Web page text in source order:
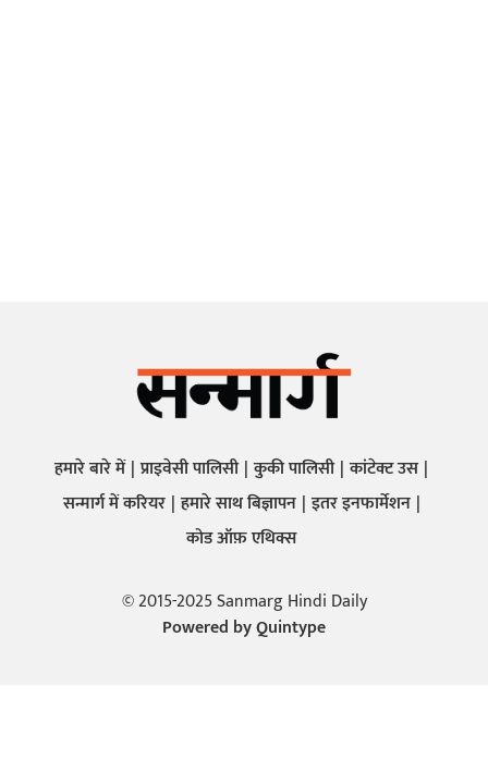
हमारे बारे में प्राइवेसी पालिसी कुकी पालिसी कांटेक्ट उस
सन्मार्ग में करियर हमारे साथ बिज्ञापन इतर इनफार्मेशन
कोड ऑफ़ एथिक्स
© 2015-2025 Sanmarg Hindi Daily
Powered byQuintype